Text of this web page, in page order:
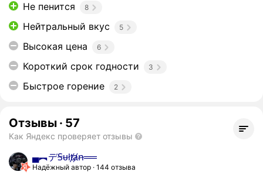
Не пенится 8
Нейтральный вкус 5
Высокая цена 6
Короткий срок годности 3
Быстрое горение 2
Отзывы · 57
Как Яндекс проверяет отзывы
▄︻デꞨᵾłⱦⱥꞥ══
Надёжный автор 144 отзыва